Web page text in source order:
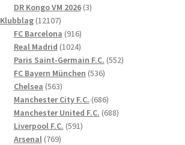
produkter
DR Kongo VM 2026 33
Klubblag 1210712107
produkter
FC Barcelona 916916
produkter
Real Madrid 10241024
produkter
Paris Saint-Germain F.C. 552552
FC Bayern München 536536
Chelsea 563563
produkter
Manchester City F.C. 686686
produkter
Manchester United F.C. 688688
Liverpool F.C. 591591
Arsenal 769769